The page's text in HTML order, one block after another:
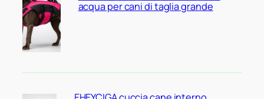
acqua per cani di taglia grande